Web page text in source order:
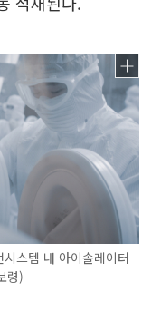
스템 내 아이솔레이터
령)